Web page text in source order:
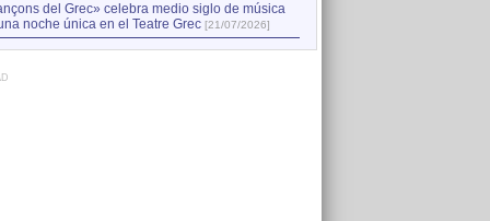
del Grec» celebra medio siglo de música
noche única en el Teatre Grec [21/07/2026]